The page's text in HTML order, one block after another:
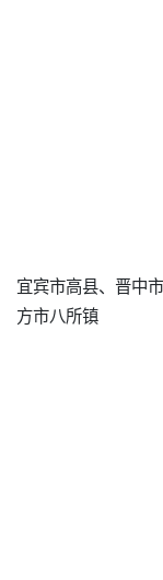
宜宾市高县、晋中
方市八所镇